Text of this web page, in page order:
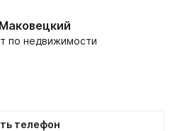
по недвижимости
телефон